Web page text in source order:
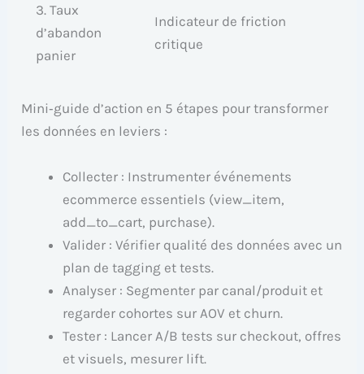
3. Taux
d’abandon
panier
Indicateur de friction
critique
Mini‑guide d’action en 5 étapes pour transformer
les données en leviers :
Collecter : Instrumenter événements
ecommerce essentiels (view_item,
add_to_cart, purchase).
Valider : Vérifier qualité des données avec un
plan de tagging et tests.
Analyser : Segmenter par canal/produit et
regarder cohortes sur AOV et churn.
Tester : Lancer A/B tests sur checkout, offres
et visuels, mesurer lift.